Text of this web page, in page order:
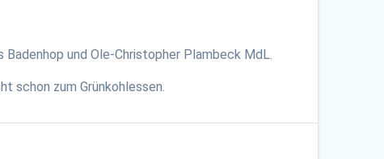
und Ole-Christopher Plambeck MdL.
schon zum Grünkohlessen.